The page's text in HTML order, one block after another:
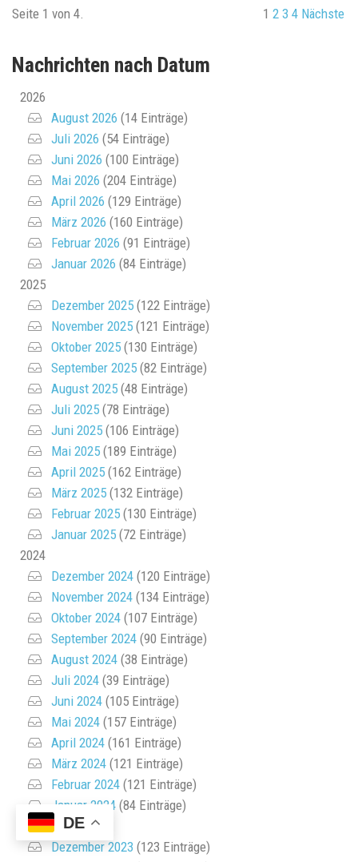
Seite 1 von 4. 1 2 3 4 Nächste
Nachrichten nach Datum
2026
August 2026 (14 Einträge)
Juli 2026 (54 Einträge)
Juni 2026 (100 Einträge)
Mai 2026 (204 Einträge)
April 2026 (129 Einträge)
März 2026 (160 Einträge)
Februar 2026 (91 Einträge)
Januar 2026 (84 Einträge)
2025
Dezember 2025 (122 Einträge)
November 2025 (121 Einträge)
Oktober 2025 (130 Einträge)
September 2025 (82 Einträge)
August 2025 (48 Einträge)
Juli 2025 (78 Einträge)
Juni 2025 (106 Einträge)
Mai 2025 (189 Einträge)
April 2025 (162 Einträge)
März 2025 (132 Einträge)
Februar 2025 (130 Einträge)
Januar 2025 (72 Einträge)
2024
Dezember 2024 (120 Einträge)
November 2024 (134 Einträge)
Oktober 2024 (107 Einträge)
September 2024 (90 Einträge)
August 2024 (38 Einträge)
Juli 2024 (39 Einträge)
Juni 2024 (105 Einträge)
Mai 2024 (157 Einträge)
April 2024 (161 Einträge)
März 2024 (121 Einträge)
Februar 2024 (121 Einträge)
Januar 2024 (84 Einträge)
2023
Dezember 2023 (123 Einträge)
DE